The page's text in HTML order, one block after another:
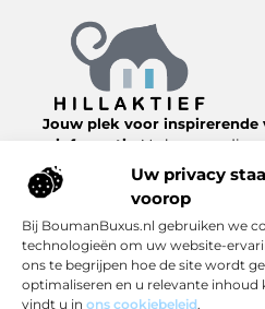
Uw privacy
voorop
Bij BoumanBuxus.nl gebruiken we
technologieën om uw website-
ons te begrijpen hoe de site wordt
optimaliseren en u relevante inhoud
vindt u in ons cookiebeleid.
Jouw plek voor inspirerende
informatie.
Verken een
artikelen over het dagelijks
interessante inzichten,
Bericht categorie